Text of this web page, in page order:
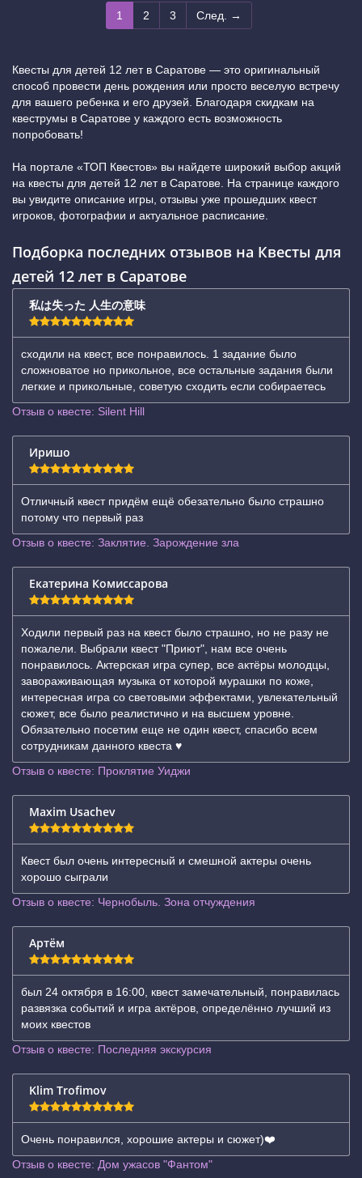
1 2 3 След. →
Квесты для детей 12 лет в Саратове — это оригинальный
способ провести день рождения или просто веселую встречу
для вашего ребенка и его друзей. Благодаря скидкам на
квеструмы в Саратове у каждого есть возможность
попробовать!
На портале «ТОП Квестов» вы найдете широкий выбор акций
на квесты для детей 12 лет в Саратове. На странице каждого
вы увидите описание игры, отзывы уже прошедших квест
игроков, фотографии и актуальное расписание.
Подборка последних отзывов на Квесты для
детей 12 лет в Саратове
私は失った 人生の意味
сходили на квест, все понравилось. 1 задание было
сложноватое но прикольное, все остальные задания были
легкие и прикольные, советую сходить если собираетесь
Отзыв о квесте: Silent Hill
Иришо
Отличный квест придём ещё обезательно было страшно
потому что первый раз
Отзыв о квесте: Заклятие. Зарождение зла
Екатерина Комиссарова
Ходили первый раз на квест было страшно, но не разу не
пожалели. Выбрали квест "Приют", нам все очень
понравилось. Актерская игра супер, все актёры молодцы,
завораживающая музыка от которой мурашки по коже,
интересная игра со световыми эффектами, увлекательный
сюжет, все было реалистично и на высшем уровне.
Обязательно посетим еще не один квест, спасибо всем
сотрудникам данного квеста ♥️
Отзыв о квесте: Проклятие Уиджи
Maxim Usachev
Квест был очень интересный и смешной актеры очень
хорошо сыграли
Отзыв о квесте: Чернобыль. Зона отчуждения
Артём
был 24 октября в 16:00, квест замечательный, понравилась
развязка событий и игра актёров, определённо лучший из
моих квестов
Отзыв о квесте: Последняя экскурсия
Klim Trofimov
Очень понравился, хорошие актеры и сюжет)❤️
Отзыв о квесте: Дом ужасов "Фантом"